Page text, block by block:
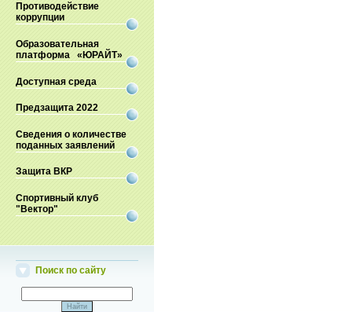
Противодействие
коррупции
Образовательная
платформа «ЮРАЙТ»
Доступная среда
Предзащита 2022
Сведения о количестве
поданных заявлений
Защита ВКР
Спортивный клуб
"Вектор"
Поиск по сайту